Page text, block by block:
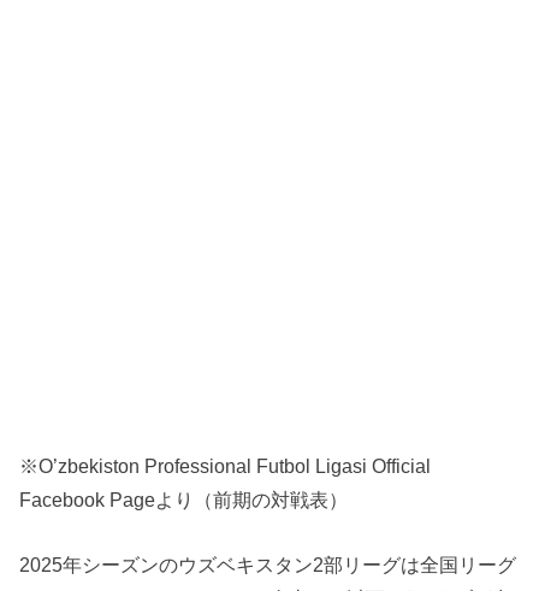
※O’zbekiston Professional Futbol Ligasi Official
Facebook Pageより（前期の対戦表）
2025年シーズンのウズベキスタン2部リーグは全国リーグ